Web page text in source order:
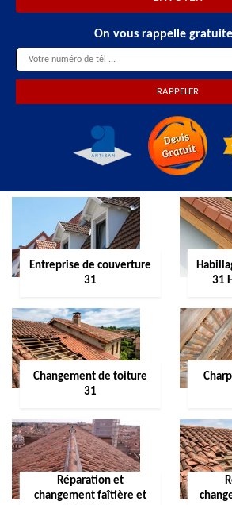
On vous rappelle
Entreprise de couverture
31
31
Changement de toiture
31
Réparation et
changement faîtière et